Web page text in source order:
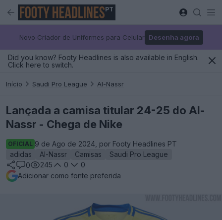
PT
Novo Criador de Uniformes para Celular Desenha agora
Did you know? Footy Headlines is also available in English.
Click here to switch.
Início Saudi Pro League Al-Nassr
Lançada a camisa titular 24-25 do Al-
Nassr - Chega de Nike
OFICIAL 9 de Ago de 2024, por Footy Headlines PT
adidas
Al-Nassr Camisas
Saudi Pro League
0
245 0
0
Adicionar como fonte preferida